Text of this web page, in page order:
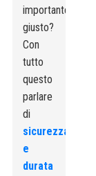
importante,
giusto?
Con
tutto
questo
parlare
di
sicurezza
e
durata